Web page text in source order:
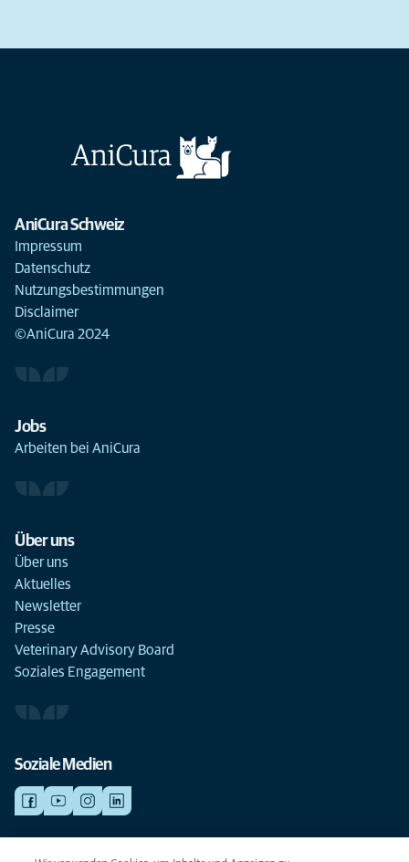
AniCura Schweiz
Impressum
Datenschutz
Nutzungsbestimmungen
Disclaimer
©AniCura 2024
Jobs
Arbeiten bei AniCura
Über uns
Über uns
Aktuelles
Newsletter
Presse
Veterinary Advisory Board
Soziales Engagement
Soziale Medien
NOTDIENSTE